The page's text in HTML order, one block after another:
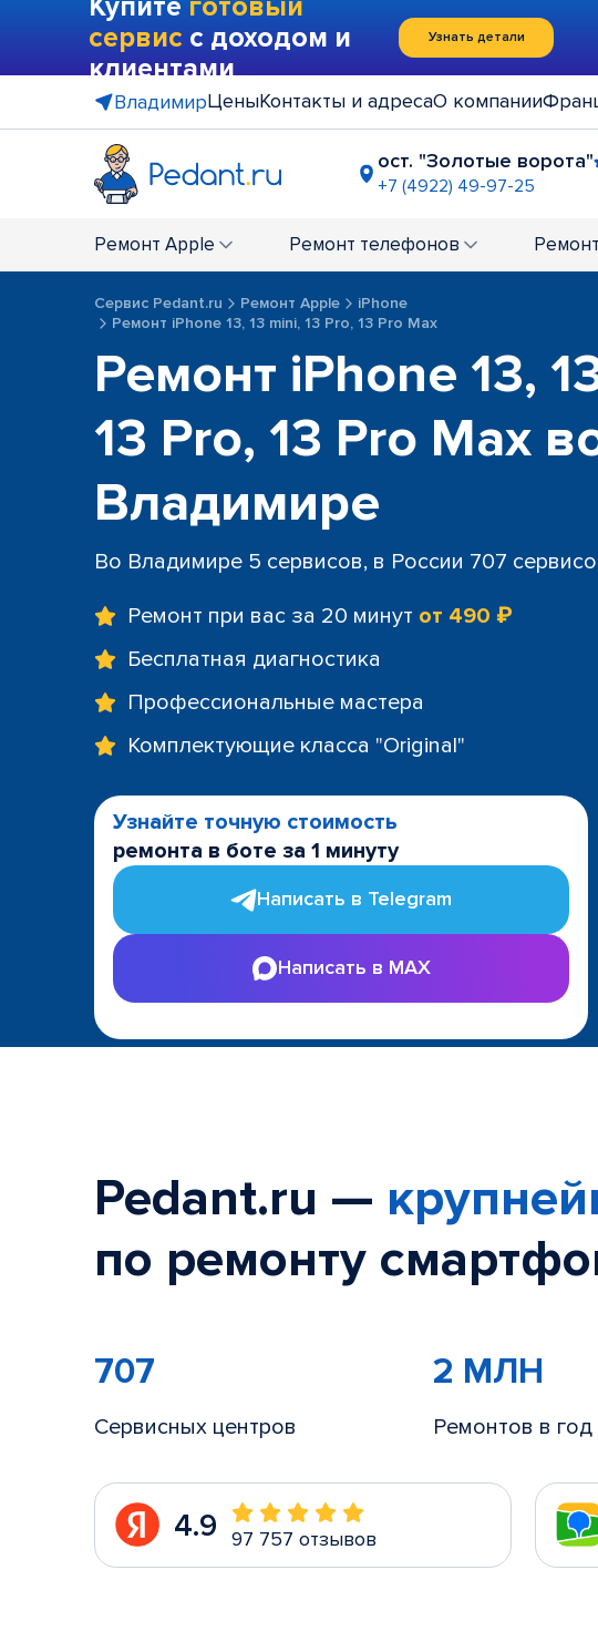
Купите готовый
сервис с доходом и
клиентами
Узнать детали
ВладимирЦеныКонтакты и адресаО компании
ост. "Золотые ворота"
+7 (4922) 49-97-25
+7 (4922) 22-24-48
Ремонт Apple Ремонт телефонов Ремонт
Сервис Pedant.ru Ремонт Apple
iPhone
Ремонт iPhone 13, 13 mini, 13 Pro, 13 Pro Max
Ремонт iPhone 13,
13 Pro, 13 Pro Max
Владимире
Во Владимире 5 сервисов, в России 707
Ремонт при вас за 20 минут от 490 ₽
Бесплатная диагностика
Профессиональные мастера
Комплектующие класса "Original"
Узнайте точную стоимость
ремонта в боте за 1 минуту
Написать в Telegram
Написать в MAX
Pedant.ru —
по ремонту
707
Сервисных центров
2 МЛН
Ремонтов в год
4.9 97 757 отзывов